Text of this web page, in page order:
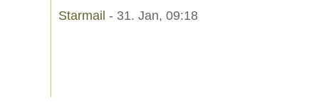
Starmail - 31. Jan, 09:18